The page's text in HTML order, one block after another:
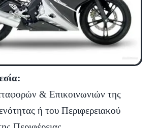
& Επικοινωνιών της
ή του Περιφερειακού